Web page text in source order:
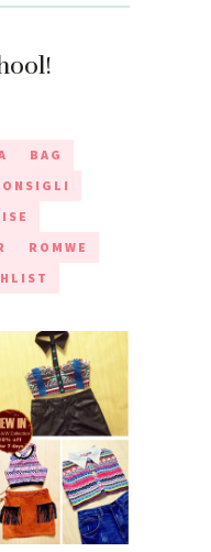
BAG
ROMWE